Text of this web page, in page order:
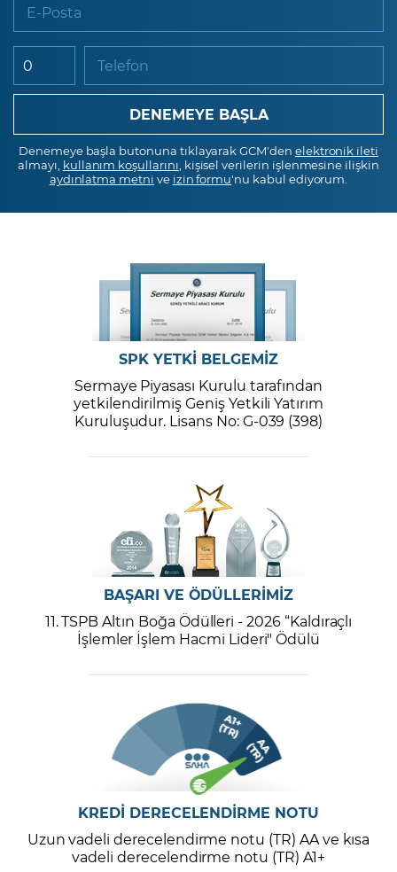
E-Posta
Telefon
Denemeye başla butonuna tıklayarak GCM'den elektronik ileti
almayı, kullanım koşullarını , kişisel verilerin işlenmesine ilişkin
aydınlatma metni ve izin formu'nu kabul ediyorum.
SPK YETKİ BELGEMİZ
Sermaye Piyasası Kurulu tarafından
yetkilendirilmiş Geniş Yetkili Yatırım
Kuruluşudur. Lisans No: G-039 (398)
BAŞARI VE ÖDÜLLERİMİZ
11. TSPB Altın Boğa Ödülleri - 2026 “Kaldıraçlı
İşlemler İşlem Hacmi Lideri" Ödülü
KREDİ DERECELENDİRME NOTU
Uzun vadeli derecelendirme notu (TR) AA ve kısa
vadeli derecelendirme notu (TR) A1+